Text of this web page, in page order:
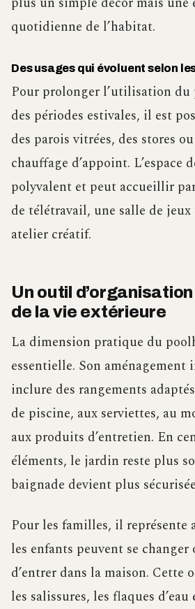
quotidienne de l’habitat.
Des usages qui évoluent selon
Pour prolonger l’utilisation du
des périodes estivales, il est
des parois vitrées, des stores
chauffage d’appoint. L’espace
polyvalent et peut accueillir
de télétravail, une salle de
atelier créatif.
Un outil
de la vie extérieure
La dimension pratique du
essentielle. Son
inclure des rangements
de piscine, aux serviettes, au
aux produits d’entretien. En
éléments, le jardin reste plus
baignade devient plus
Pour les familles, il représente
les enfants peuvent se changer
d’entrer dans la maison.
les salissures, les flaques d’eau